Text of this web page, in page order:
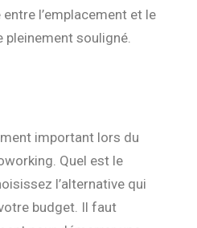
l’emplacement et le
pleinement souligné.
important lors du
Quel est le
l’alternative qui
budget. Il faut